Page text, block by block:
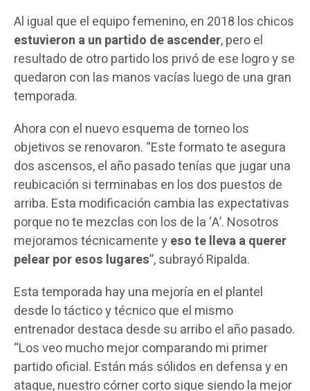
Al igual que el equipo femenino, en 2018 los chicos
estuvieron a un partido de ascender, pero el
resultado de otro partido los privó de ese logro y se
quedaron con las manos vacías luego de una gran
temporada.
Ahora con el nuevo esquema de torneo los
objetivos se renovaron. “Este formato te asegura
dos ascensos, el año pasado tenías que jugar una
reubicación si terminabas en los dos puestos de
arriba. Esta modificación cambia las expectativas
porque no te mezclas con los de la ‘A’. Nosotros
mejoramos técnicamente yeso te lleva a querer
pelear por esos lugares”, subrayó Ripalda.
Esta temporada hay una mejoría en el plantel
desde lo táctico y técnico que el mismo
entrenador destaca desde su arribo el año pasado.
“Los veo mucho mejor comparando mi primer
partido oficial. Están más sólidos en defensa y en
ataque, nuestro córner corto sigue siendo la mejor